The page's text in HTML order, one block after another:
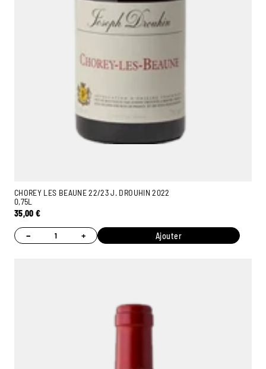
CHOREY LES BEAUNE 22/23 J. DROUHIN 2022
0,75L
35,00€
− + Ajouter